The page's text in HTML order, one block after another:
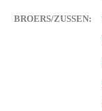
BROERS/ZUSSEN: